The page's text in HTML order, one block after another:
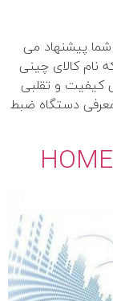
پیشنهاد می
کالای چینی
کیفیت و تقلبی
دستگاه ضبط